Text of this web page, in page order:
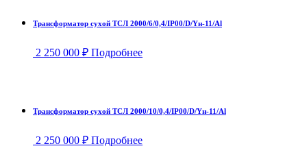
Трансформатор сухой ТСЛ 2000/6/0,4/IP00/D/Yн-11/Al
2 250 000 ₽ Подробнее
Трансформатор сухой ТСЛ 2000/10/0,4/IP00/D/Yн-11/Al
2 250 000 ₽ Подробнее